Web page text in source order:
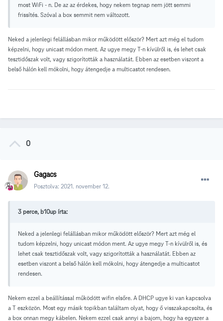
most WiFi - n. De az az érdekes, hogy nekem tegnap nem jött semmi
frissítés. Szóval a box semmit nem változott.
Neked a jelenlegi felállásban mikor működött először? Mert azt még el tudom
képzelni, hogy unicast módon ment. Az ugye megy T-n kívülről is, és lehet csak
tesztidőszak volt, vagy szigorították a használatát. Ebben az esetben viszont a
belső hálón kell mókolni, hogy átengedje a multicastot rendesen.
0
Gagacs
Posztolva: 2021. november 12.
3 perce, b10up írta:
Neked a jelenlegi felállásban mikor működött először? Mert azt még el
tudom képzelni, hogy unicast módon ment. Az ugye megy T-n kívülről is, és
lehet csak tesztidőszak volt, vagy szigorították a használatát. Ebben az
esetben viszont a belső hálón kell mókolni, hogy átengedje a multicastot
rendesen.
Nekem ezzel a beállítással működött wifin elsőre. A DHCP ugye ki van kapcsolva
a T eszközön. Most egy másik topikban találtam olyat, hogy ő visszakapcsolta, és
a box onnan megy kábelen. Nekem ezzel csak annyi a bajom, hogy ha egyszer a